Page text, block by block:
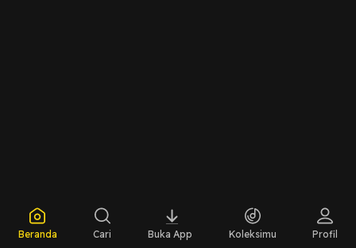
Beranda Cari Buka App Koleksimu Profil